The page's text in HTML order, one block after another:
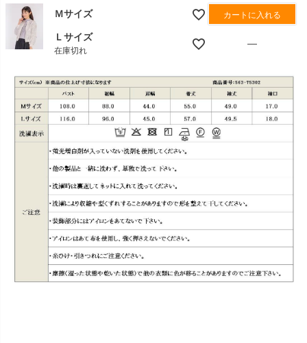
Ｍサイズ カートに入れる
Ｌサイズ
在庫切れ
—